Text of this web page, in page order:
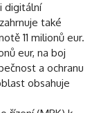
digitální
také
11 milionů eur.
eur, na boj
a ochranu
obsahuje